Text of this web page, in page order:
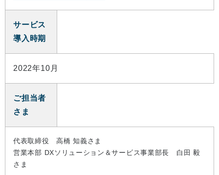
サービス
導入時期
2022年10月
ご担当者
さま
代表取締役 高橋 知義さま
営業本部 DXソリューション＆サービス事業部長 白田 毅
さま